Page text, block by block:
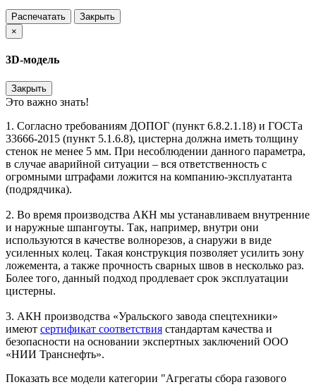
Распечатать
Закрыть
×
3D-модель
Закрыть
Это важно знать!
1. Согласно требованиям ДОПОГ (пункт 6.8.2.1.18) и ГОСТа
33666-2015 (пункт 5.1.6.8), цистерна должна иметь толщину
стенок не менее 5 мм. При несоблюдении данного параметра,
в случае аварийной ситуации – вся ответственность с
огромными штрафами ложится на компанию-эксплуатанта
(подрядчика).
2. Во время производства АКН мы устанавливаем внутренние
и наружные шпангоуты. Так, например, внутри они
используются в качестве волнорезов, а снаружи в виде
усиленных колец. Такая конструкция позволяет усилить зону
ложемента, а также прочность сварных швов в несколько раз.
Более того, данный подход продлевает срок эксплуатации
цистерны.
3. АКН производства «Уральского завода спецтехники»
имеют сертификат соответствия стандартам качества и
безопасности на основании экспертных заключений ООО
«НИИ Транснефть».
Показать все модели категории "Агрегаты сбора газового